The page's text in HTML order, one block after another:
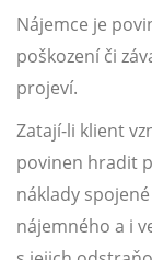
Nájemce je
poškození či
projeví.
Zatají-li klient
povinen hradit
náklady
nájemného a i